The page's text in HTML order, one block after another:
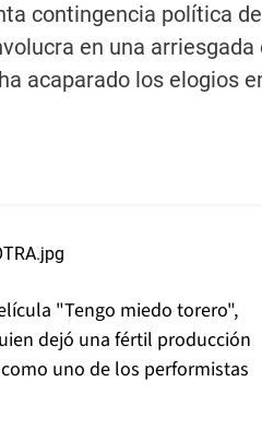
contingencia política
en una
acaparado los elogios
"Tengo miedo torero",
dejó una fértil producción
uno de los performistas